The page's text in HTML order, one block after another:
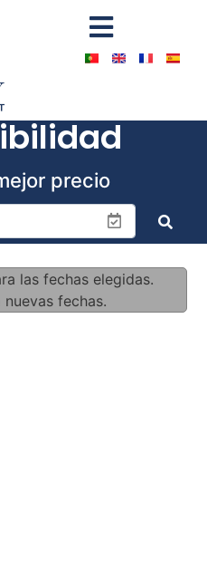
precio
las fechas elegidas.
fechas.